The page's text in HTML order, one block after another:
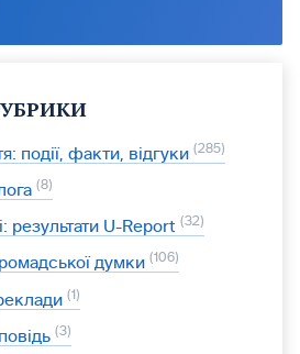
події, факти, відгуки 285
8
результати U-Report 32
думки 106
1
3